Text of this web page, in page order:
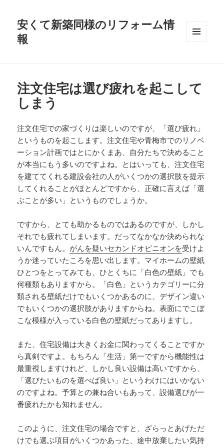
安くて新築同様のリフォーム情
報
注文住宅は選び疲れを起こして
しまう
注文住宅での家づくりは楽しいのですが、「選び疲れ」
というものを起こします。注文住宅や青梅市でのリノベ
ーション計画ではとにかくまあ、自分たちで決めること
が本当にもう多いのですよね。とはいっても、注文住宅
を建ててくれる建設会社の人がいくつかの選択肢を提示
してくれることがほとんどですから、正確に言えば「選
ぶことが多い」というものでしょうか。
ですから、とても助かるものではあるのですが、しかし
それでも疲れてしまいます。だってなかなか決められな
いんですもん。 がんを疑いセカンドオピニオンを受けよ
うか迷っていたころを思い出します。マイホームの壁紙
ひとつをとってみても、ひとくちに「白色の壁紙」でも
何種類もありますから。「白色」というカテゴリーに分
類される壁紙だけでもいくつかあるのに、デザイン違い
でもいくつかの選択肢がありますからね。表面にでこぼ
こな模様が入っている白色の壁紙だってありますし。
また、住宅設備は大きくお金に関わってくることですか
ら真剣ですよ。もちろん「生活」第一ですから機能性は
最重視しますけれど、しかし良い設備は高いですから、
「選びたいものを選べば良い」というわけにはいかない
のですよね。予算との兼ね合いもあって、設備選びが一
番疲れたかも知れません。
このように、注文住宅の場合ですと、ざらっとあげただ
けでも選ぶ項目がいくつかあった、途中放棄したい気持